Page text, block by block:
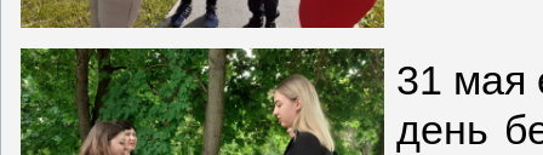
31 мая
день